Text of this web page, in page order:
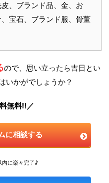
、ブランド品、金、お
宝石、ブランド服、骨董
ので、思い立ったら吉日とい
いかがでしょうか？
無料!!／
に相談する
内に楽々完了♪